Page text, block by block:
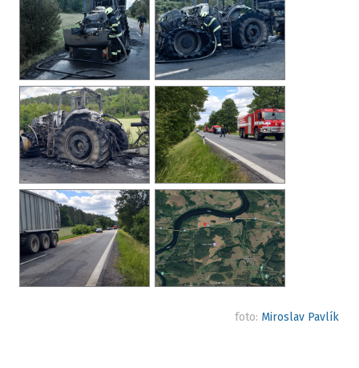
foto: Miroslav Pavlík